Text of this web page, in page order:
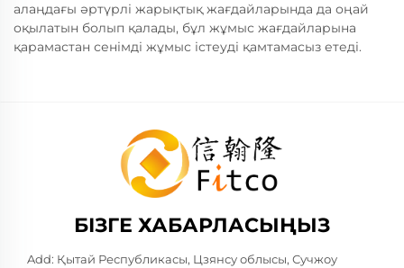
алаңдағы әртүрлі жарықтық жағдайларында да оңай
оқылатын болып қалады, бұл жұмыс жағдайларына
қарамастан сенімді жұмыс істеуді қамтамасыз етеді.
БІЗГЕ ХАБАРЛАСЫҢЫЗ
Add: Қытай Республикасы, Цзянсу облысы, Сучжоу